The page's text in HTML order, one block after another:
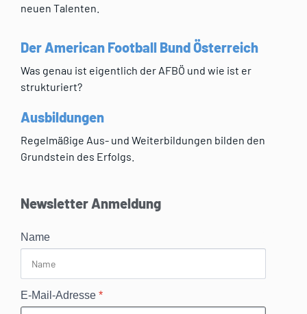
neuen Talenten.
Der American Football Bund Österreich
Was genau ist eigentlich der AFBÖ und wie ist er
strukturiert?
Ausbildungen
Regelmäßige Aus- und Weiterbildungen bilden den
Grundstein des Erfolgs.
Newsletter Anmeldung
Name
E-Mail-Adresse *